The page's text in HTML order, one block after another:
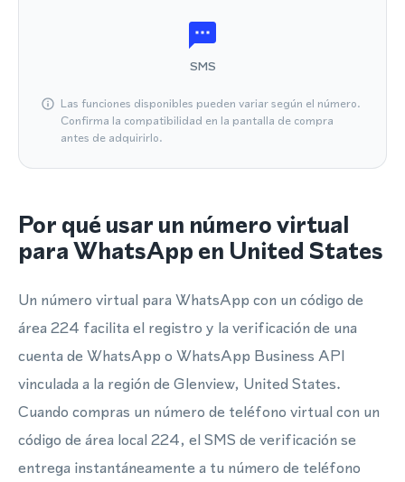
SMS
Las funciones disponibles pueden variar según el número.
Confirma la compatibilidad en la pantalla de compra
antes de adquirirlo.
Por qué usar un número virtual
para WhatsApp en United States
Un número virtual para WhatsApp con un código de
área 224 facilita el registro y la verificación de una
cuenta de WhatsApp o WhatsApp Business API
vinculada a la región de Glenview, United States.
Cuando compras un número de teléfono virtual con un
código de área local 224, el SMS de verificación se
entrega instantáneamente a tu número de teléfono